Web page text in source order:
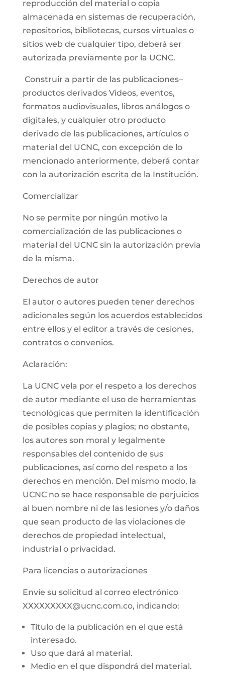
reproducción del material o copia
almacenada en sistemas de recuperación,
repositorios, bibliotecas, cursos virtuales o
sitios web de cualquier tipo, deberá ser
autorizada previamente por la UCNC.
Construir a partir de las publicaciones–
productos derivados Videos, eventos,
formatos audiovisuales, libros análogos o
digitales, y cualquier otro producto
derivado de las publicaciones, artículos o
material del UCNC, con excepción de lo
mencionado anteriormente, deberá contar
con la autorización escrita de la Institución.
Comercializar
No se permite por ningún motivo la
comercialización de las publicaciones o
material del UCNC sin la autorización previa
de la misma.
Derechos de autor
El autor o autores pueden tener derechos
adicionales según los acuerdos establecidos
entre ellos y el editor a través de cesiones,
contratos o convenios.
Aclaración:
La UCNC vela por el respeto a los derechos
de autor mediante el uso de herramientas
tecnológicas que permiten la identificación
de posibles copias y plagios; no obstante,
los autores son moral y legalmente
responsables del contenido de sus
publicaciones, así como del respeto a los
derechos en mención. Del mismo modo, la
UCNC no se hace responsable de perjuicios
al buen nombre ni de las lesiones y/o daños
que sean producto de las violaciones de
derechos de propiedad intelectual,
industrial o privacidad.
Para licencias o autorizaciones
Envíe su solicitud al correo electrónico
XXXXXXXXX@ucnc.com.co, indicando:
Título de la publicación en el que está
interesado.
Uso que dará al material.
Medio en el que dispondrá del material.